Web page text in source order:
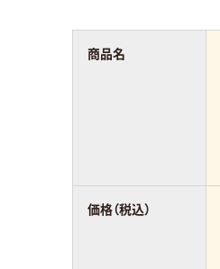
商品名
価格（税込）